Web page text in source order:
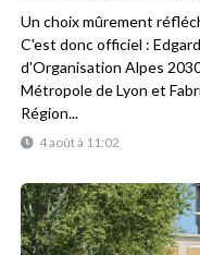
4 août à 11:02
Un choix mûrement
C'est donc officiel :
d'Organisation Alpes
Métropole de Lyon et
Région...